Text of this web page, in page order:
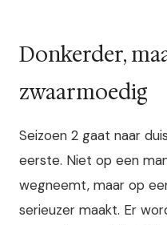
Donkerder,
zwaarmoedig
Seizoen 2 gaat naar
eerste. Niet op een
wegneemt, maar op
serieuzer maakt. Er